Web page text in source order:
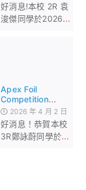
好消息!本校 2R 袁
浚傑同學於2026年
花劍亞軍，恭喜！
恭喜！
Apex Foil
Competition
20262026 年 4 月 2 日
好消息！恭賀本校
3R鄭詠蔚同學於